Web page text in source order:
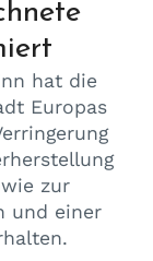
hat die
Europas
zur
und einer